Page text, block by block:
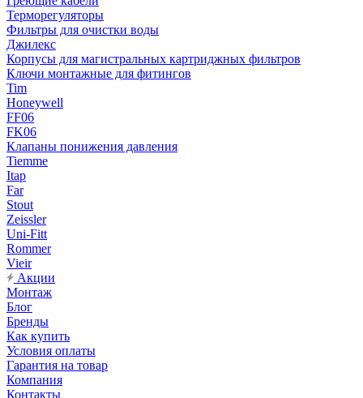
Терморегуляторы
Фильтры для очистки воды
Джилекс
Корпусы для магистральных картриджных фильтров
Ключи монтажные для фитингов
Tim
Honeywell
FF06
FK06
Клапаны понижения давления
Tiemme
Itap
Far
Stout
Zeissler
Uni-Fitt
Rommer
Vieir
Акции
Монтаж
Блог
Бренды
Как купить
Условия оплаты
Гарантия на товар
Компания
Контакты